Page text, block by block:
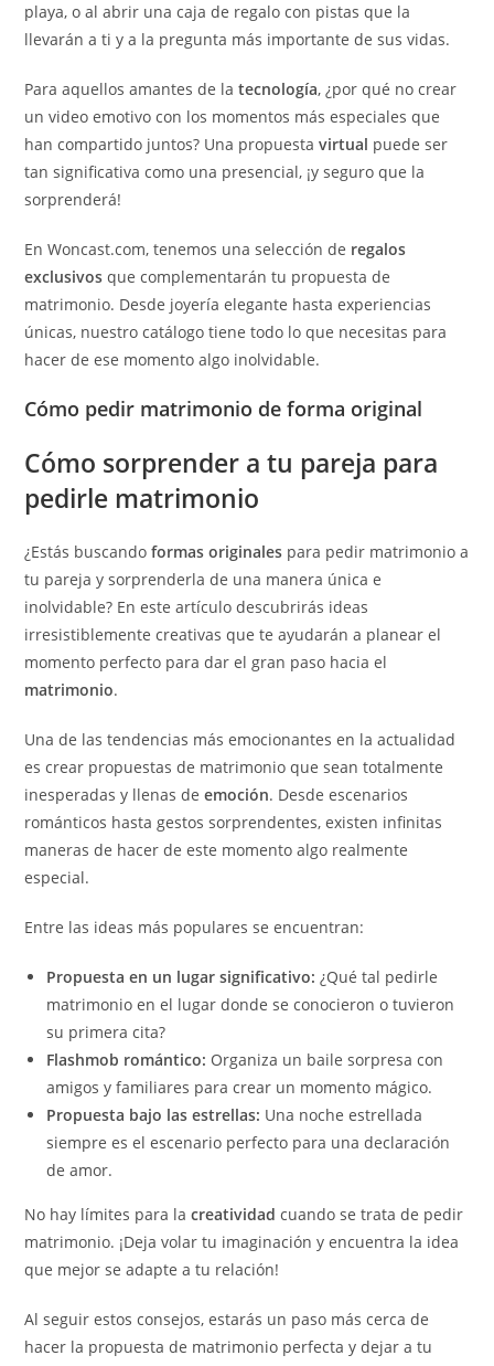
playa, o al abrir una caja de regalo con pistas que la
llevarán a ti y a la pregunta más importante de sus vidas.
Para aquellos amantes de latecnología, ¿por qué no crear
un video emotivo con los momentos más especiales que
han compartido juntos? Una propuestavirtual puede ser
tan significativa como una presencial, ¡y seguro que la
sorprenderá!
En Woncast.com, tenemos una selección de regalos
exclusivos que complementarán tu propuesta de
matrimonio. Desde joyería elegante hasta experiencias
únicas, nuestro catálogo tiene todo lo que necesitas para
hacer de ese momento algo inolvidable.
Cómo pedir matrimonio de forma original
Cómo sorprender a tu pareja para
pedirle matrimonio
¿Estás buscandoformas originales para pedir matrimonio a
tu pareja y sorprenderla de una manera única e
inolvidable? En este artículo descubrirás ideas
irresistiblemente creativas que te ayudarán a planear el
momento perfecto para dar el gran paso hacia el
matrimonio.
Una de las tendencias más emocionantes en la actualidad
es crear propuestas de matrimonio que sean totalmente
inesperadas y llenas deemoción. Desde escenarios
románticos hasta gestos sorprendentes, existen infinitas
maneras de hacer de este momento algo realmente
especial.
Entre las ideas más populares se encuentran:
Propuesta en un lugar significativo: ¿Qué tal pedirle
matrimonio en el lugar donde se conocieron o tuvieron
su primera cita?
Flashmob romántico: Organiza un baile sorpresa con
amigos y familiares para crear un momento mágico.
Propuesta bajo las estrellas: Una noche estrellada
siempre es el escenario perfecto para una declaración
de amor.
No hay límites para lacreatividad cuando se trata de pedir
matrimonio. ¡Deja volar tu imaginación y encuentra la idea
que mejor se adapte a tu relación!
Al seguir estos consejos, estarás un paso más cerca de
hacer la propuesta de matrimonio perfecta y dejar a tu